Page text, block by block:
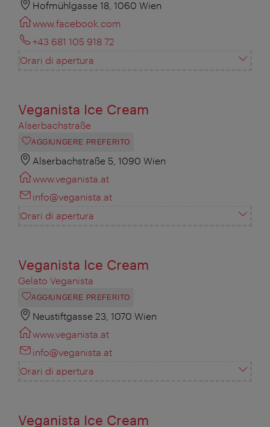
Hofmühlgasse 18, 1060 Wien
www.facebook.com
+43 681 105 918 72
Orari di apertura
Veganista Ice Cream
Alserbachstraße
AGGIUNGERE PREFERITO
Alserbachstraße 5, 1090 Wien
www.veganista.at
info@veganista.at
Orari di apertura
Veganista Ice Cream
Gelato Veganista
AGGIUNGERE PREFERITO
Neustiftgasse 23, 1070 Wien
www.veganista.at
info@veganista.at
Orari di apertura
Veganista Ice Cream